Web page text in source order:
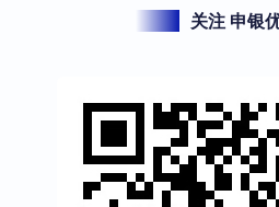
关注 申银